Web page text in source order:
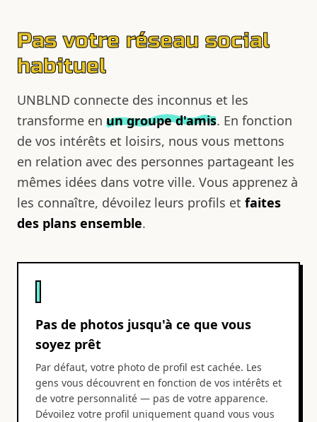
Pas votre réseau social
habituel
UNBLND connecte des inconnus et les
transforme en un groupe d'amis. En fonction
de vos intérêts et loisirs, nous vous mettons
en relation avec des personnes partageant les
mêmes idées dans votre ville. Vous apprenez à
les connaître, dévoilez leurs profils et faites
des plans ensemble.
Pas de photos jusqu'à ce que vous
soyez prêt
Par défaut, votre photo de profil est cachée. Les
gens vous découvrent en fonction de vos intérêts et
de votre personnalité — pas de votre apparence.
Dévoilez votre profil uniquement quand vous vous